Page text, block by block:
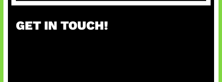
GET IN TOUCH!